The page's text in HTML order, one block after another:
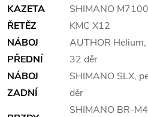
KAZETA
SHIMANO
ŘETĚZ
KMC X12
NÁBOJ
PŘEDNÍ
AUTHOR
32 děr
NÁBOJ
ZADNÍ
SHIMANO SLX,
děr
SHIMANO BR-